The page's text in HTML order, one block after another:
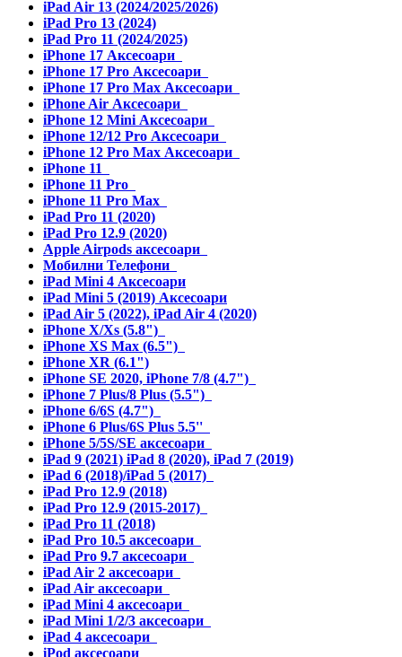
iPad Air 13 (2024/2025/2026)
iPad Pro 13 (2024)
iPad Pro 11 (2024/2025)
iPhone 17 Аксесоари
iPhone 17 Pro Аксесоари
iPhone 17 Pro Max Аксесоари
iPhone Air Аксесоари
iPhone 12 Mini Аксесоари
iPhone 12/12 Pro Аксесоари
iPhone 12 Pro Max Аксесоари
iPhone 11
iPhone 11 Pro
iPhone 11 Pro Max
iPad Pro 11 (2020)
iPad Pro 12.9 (2020)
Apple Airpods аксесоари
Мобилни Телефони
iPad Mini 4 Аксесоари
iPad Mini 5 (2019) Аксесоари
iPad Air 5 (2022), iPad Air 4 (2020)
iPhone X/Xs (5.8")
iPhone XS Max (6.5")
iPhone XR (6.1")
iPhone SE 2020, iPhone 7/8 (4.7")
iPhone 7 Plus/8 Plus (5.5")
iPhone 6/6S (4.7")
iPhone 6 Plus/6S Plus 5.5''
iPhone 5/5S/SE аксесоари
iPad 9 (2021) iPad 8 (2020), iPad 7 (2019)
iPad 6 (2018)/iPad 5 (2017)
iPad Pro 12.9 (2018)
iPad Pro 12.9 (2015-2017)
iPad Pro 11 (2018)
iPad Pro 10.5 аксесоари
iPad Pro 9.7 аксесоари
iPad Air 2 аксесоари
iPad Air аксесоари
iPad Mini 4 аксесоари
iPad Mini 1/2/3 аксесоари
iPad 4 аксесоари
iPod аксесоари